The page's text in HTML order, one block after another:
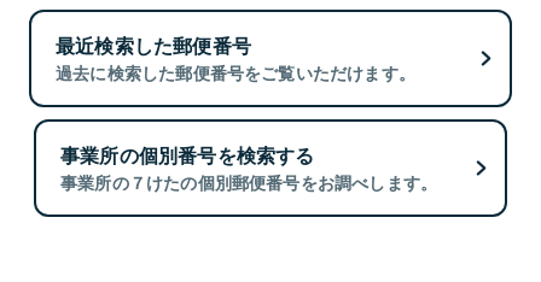
最近検索した郵便番号
過去に検索した郵便番号をご覧いただけます。
事業所の個別番号を検索する
事業所の７けたの個別郵便番号をお調べします。